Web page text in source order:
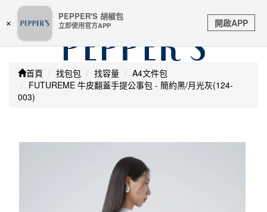
嚴防詐騙 | 本站未透過任何名義要求核對購物資訊 及 信用
卡號等私人資訊，請立即掛斷並撥打165反詐騙專線
Toggle
navigation
首頁 找包包 找容量
A4文件包
FUTUREME 牛皮翻蓋手提公事包 - 簡約黑/月光灰(124-
003)
×
PEPPER'S 胡椒包
立即使用官方APP 開啟APP